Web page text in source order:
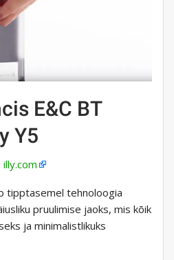
E&C BT
Y5
illy.com
tipptasemel tehnoloogia
pruulimise jaoks, mis kõik
ja minimalistlikuks